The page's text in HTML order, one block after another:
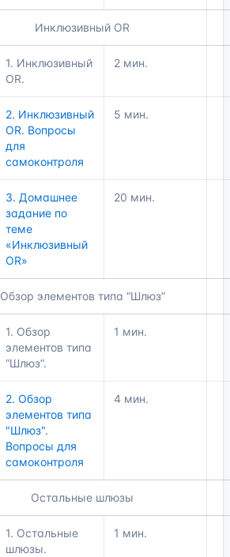
Инклюзивный OR
1. Инклюзивный
OR.
2 мин.
2. Инклюзивный
OR. Вопросы
для
самоконтроля
5 мин.
3. Домашнее
задание по
теме
«Инклюзивный
OR»
20 мин.
Обзор элементов типа “Шлюз”
1. Обзор
элементов типа
“Шлюз”.
1 мин.
2. Обзор
элементов типа
"Шлюз".
Вопросы для
самоконтроля
4 мин.
Остальные шлюзы
1. Остальные
шлюзы.
1 мин.